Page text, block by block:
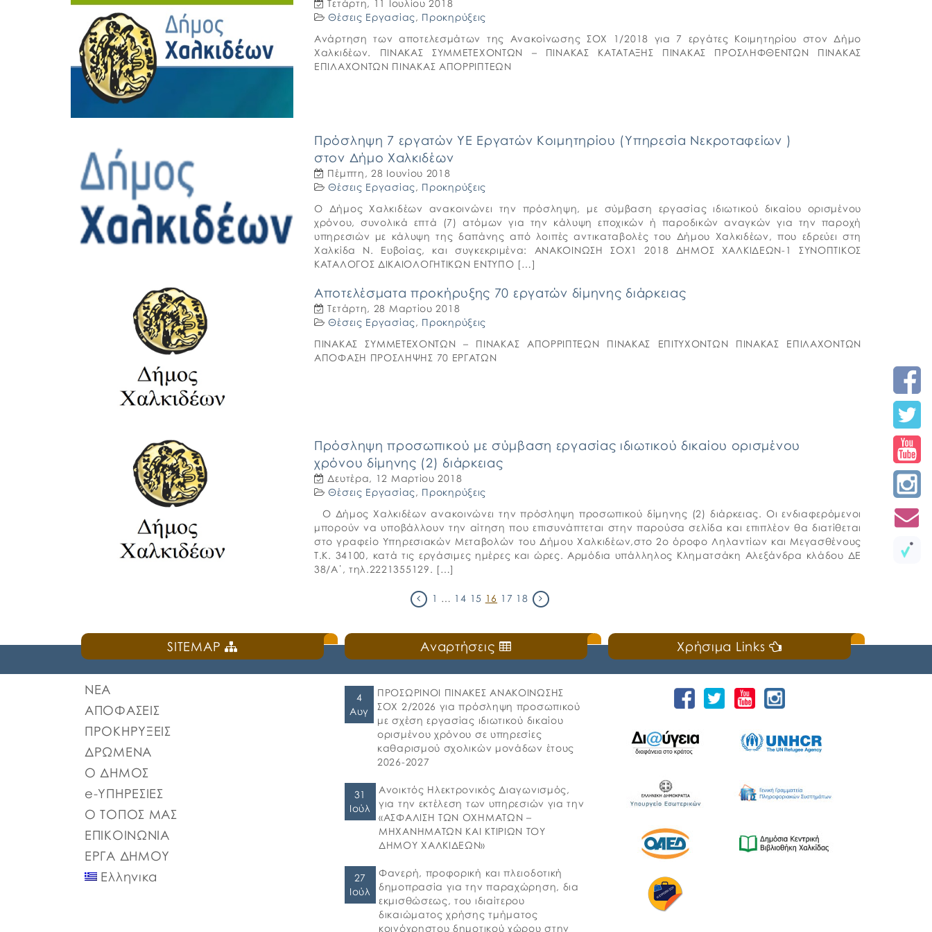
Τετάρτη, 11 Ιουλίου 2018
Θέσεις Εργασίας, Προκηρύξεις
Ανάρτηση των αποτελεσμάτων της Ανακοίνωσης ΣΟΧ 1/2018 για 7 εργάτες Κοιμητηρίου στον Δήμο
Χαλκιδέων. ΠΙΝΑΚΑΣ ΣΥΜΜΕΤΕΧΟΝΤΩΝ – ΠΙΝΑΚΑΣ ΚΑΤΑΤΑΞΗΣ ΠΙΝΑΚΑΣ ΠΡΟΣΛΗΦΘΕΝΤΩΝ ΠΙΝΑΚΑΣ
ΕΠΙΛΑΧΟΝΤΩΝ ΠΙΝΑΚΑΣ ΑΠΟΡΡΙΠΤΕΩΝ
Πρόσληψη 7 εργατών ΥΕ Εργατών Κοιμητηρίου (Υπηρεσία Νεκροταφείων )
στον Δήμο Χαλκιδέων
Πέμπτη, 28 Ιουνίου 2018
Θέσεις Εργασίας, Προκηρύξεις
Ο Δήμος Χαλκιδέων ανακοινώνει την πρόσληψη, με σύμβαση εργασίας ιδιωτικού δικαίου ορισμένου
χρόνου, συνολικά επτά (7) ατόμων για την κάλυψη εποχικών ή παροδικών αναγκών για την παροχή
υπηρεσιών με κάλυψη της δαπάνης από λοιπές αντικαταβολές του Δήμου Χαλκιδέων, που εδρεύει στη
Χαλκίδα Ν. Ευβοίας, και συγκεκριμένα: ΑΝΑΚΟΙΝΩΣΗ ΣΟΧ1 2018 ΔΗΜΟΣ ΧΑΛΚΙΔΕΩΝ-1 ΣΥΝΟΠΤΙΚΟΣ
ΚΑΤΑΛΟΓΟΣ ΔΙΚΑΙΟΛΟΓΗΤΙΚΩΝ ΕΝΤΥΠΟ […]
Αποτελέσματα προκήρυξης 70 εργατών δίμηνης διάρκειας
Τετάρτη, 28 Μαρτίου 2018
Θέσεις Εργασίας, Προκηρύξεις
ΠΙΝΑΚΑΣ ΣΥΜΜΕΤΕΧΟΝΤΩΝ – ΠΙΝΑΚΑΣ ΑΠΟΡΡΙΠΤΕΩΝ ΠΙΝΑΚΑΣ ΕΠΙΤΥΧΟΝΤΩΝ ΠΙΝΑΚΑΣ ΕΠΙΛΑΧΟΝΤΩΝ
ΑΠΟΦΑΣΗ ΠΡΟΣΛΗΨΗΣ 70 ΕΡΓΑΤΩΝ
Πρόσληψη προσωπικού με σύμβαση εργασίας ιδιωτικού δικαίου ορισμένου
χρόνου δίμηνης (2) διάρκειας
Δευτέρα, 12 Μαρτίου 2018
Θέσεις Εργασίας, Προκηρύξεις
Ο Δήμος Χαλκιδέων ανακοινώνει την πρόσληψη προσωπικού δίμηνης (2) διάρκειας. Οι ενδιαφερόμενοι
μπορούν να υποβάλλουν την αίτηση που επισυνάπτεται στην παρούσα σελίδα και επιπλέον θα διατίθεται
στο γραφείο Υπηρεσιακών Μεταβολών του Δήμου Χαλκιδέων,στο 2ο όροφο Ληλαντίων και Μεγασθένους
Τ.Κ. 34100, κατά τις εργάσιμες ημέρες και ώρες. Αρμόδια υπάλληλος Κληματσάκη Αλεξάνδρα κλάδου ΔΕ
38/Α΄, τηλ.2221355129. […]
1 … 14 15 16 17 18
SITEMAP
ΝΕΑ
ΑΠΟΦΑΣΕΙΣ
ΠΡΟΚΗΡΥΞΕΙΣ
ΔΡΩΜΕΝΑ
Ο ΔΗΜΟΣ
e-ΥΠΗΡΕΣΙΕΣ
Ο ΤΟΠΟΣ ΜΑΣ
ΕΠΙΚΟΙΝΩΝΙΑ
ΕΡΓΑ ΔΗΜΟΥ
Ελληνικα
Αναρτήσεις
4
Αυγ
ΠΡΟΣΩΡΙΝΟΙ ΠΙΝΑΚΕΣ ΑΝΑΚΟΙΝΩΣΗΣ
ΣΟΧ 2/2026 για πρόσληψη προσωπικού
με σχέση εργασίας ιδιωτικού δικαίου
ορισμένου χρόνου σε υπηρεσίες
καθαρισμού σχολικών μονάδων έτους
2026-2027
31
Ιούλ
Ανοικτός Ηλεκτρονικός Διαγωνισμός,
για την εκτέλεση των υπηρεσιών για την
«ΑΣΦΑΛΙΣΗ ΤΩΝ ΟΧΗΜΑΤΩΝ –
ΜΗΧΑΝΗΜΑΤΩΝ ΚΑΙ ΚΤΙΡΙΩΝ ΤΟΥ
ΔΗΜΟΥ ΧΑΛΚΙΔΕΩΝ»
27
Ιούλ
Φανερή, προφορική και πλειοδοτική
δημοπρασία για την παραχώρηση, δια
εκμισθώσεως, του ιδιαίτερου
δικαιώματος χρήσης τμήματος
κοινόχρηστου δημοτικού χώρου στην
Χρήσιμα Links